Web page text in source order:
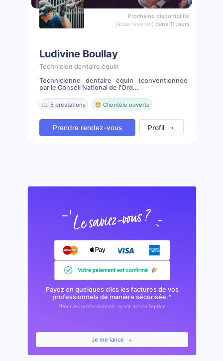
Prochaine disponibilité
(sous réserve) dans 11 jours
Ludivine Boullay
Technicien dentaire équin
Technicienne dentaire équin (conventionnée
par le Conseil National de l'Ord...
📖 5 prestations 🤩 Clientèle ouverte
Prendre rendez-vous Profil
Payez en quelques clics les factures de vos
professionnels de manière sécurisée.*
*Pour les professionnels ayant activé l'option
Je me lance